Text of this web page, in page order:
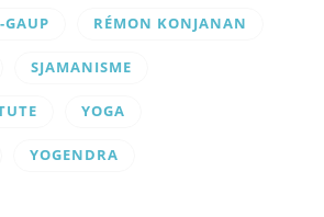
GAUP RÉMON KONJANAN
SJAMANISME
YOGA
YOGENDRA